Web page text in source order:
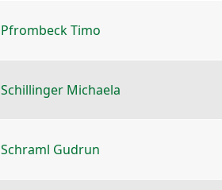
Pfrombeck Timo
Schillinger Michaela
Schraml Gudrun